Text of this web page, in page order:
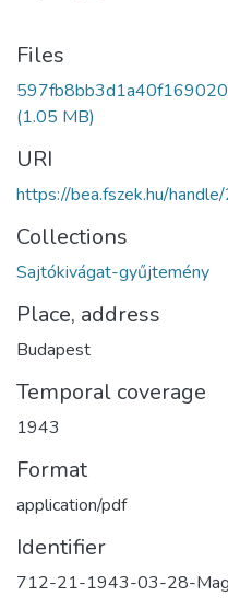
Files
(1.05 MB)
URI
https://bea.fszek.hu/
Collections
Sajtókivágat-gyűjtemény
Place, address
Budapest
Temporal coverage
1943
Format
application/pdf
Identifier
712-21-1943-03-28-